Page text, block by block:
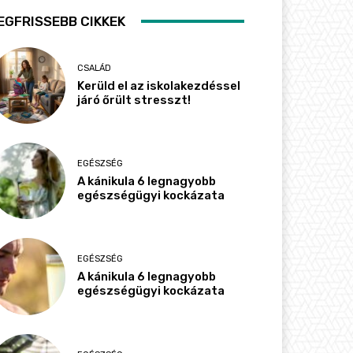
CIKKEK
CSALÁD
Kerüld el az iskolakezdéssel
járó őrült stresszt!
EGÉSZSÉG
A kánikula 6 legnagyobb
egészségügyi kockázata
EGÉSZSÉG
A kánikula 6 legnagyobb
egészségügyi kockázata